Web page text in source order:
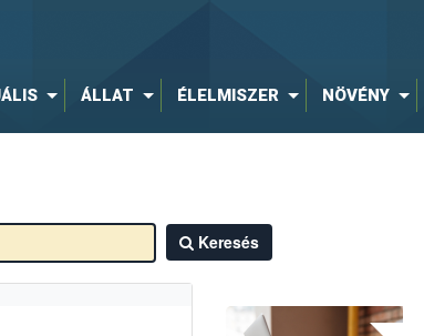
ÁLLAT ÉLELMISZER NÖVÉNY
Keresés